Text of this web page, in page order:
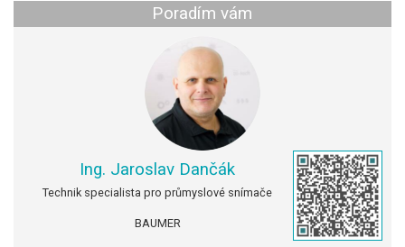
Poradím vám
Ing. Jaroslav Dančák
Technik specialista pro průmyslové snímače
BAUMER